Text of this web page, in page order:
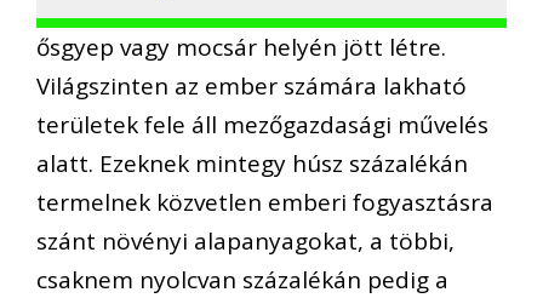
ősgyep vagy mocsár helyén jött létre.
Világszinten az ember számára lakható
területek fele áll mezőgazdasági művelés
alatt. Ezeknek mintegy húsz százalékán
termelnek közvetlen emberi fogyasztásra
szánt növényi alapanyagokat, a többi,
csaknem nyolcvan százalékán pedig a